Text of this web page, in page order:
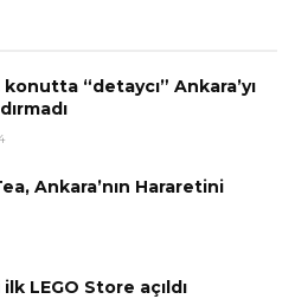
“detaycı” Ankara’yı
Ankara’nın Hararetini
LEGO Store açıldı